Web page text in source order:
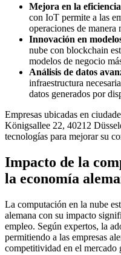
Mejora en la
con IoT permite a las
operaciones de manera
Innovación en
nube con blockchain
modelos de negocio
Análisis de datos
infraestructura
datos generados por
Empresas ubicadas en
Königsallee 22, 40212
tecnologías para mejorar su
Impacto de la
la economía
La computación en la nube
alemana con su impacto
empleo. Según expertos, la
permitiendo a las empresas
competitividad en el mercado